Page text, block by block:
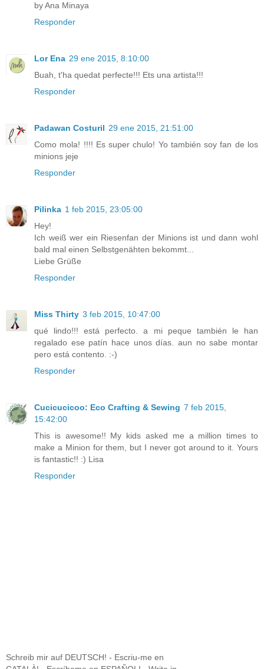
by Ana Minaya
Responder
Lor Ena 29 ene 2015, 8:10:00
Buah, t'ha quedat perfecte!!! Ets una artista!!!
Responder
Padawan Costuril 29 ene 2015, 21:51:00
Como mola! !!!! Es super chulo! Yo también soy fan de los
minions jeje
Responder
Pilinka 1 feb 2015, 23:05:00
Hey!
Ich weiß wer ein Riesenfan der Minions ist und dann wohl
bald mal einen Selbstgenähten bekommt...
Liebe Grüße
Responder
Miss Thirty 3 feb 2015, 10:47:00
qué lindo!!! está perfecto. a mi peque también le han
regalado ese patín hace unos días. aun no sabe montar
pero está contento. :-)
Responder
Cucicucicoo: Eco Crafting & Sewing 7 feb 2015,
15:42:00
This is awesome!! My kids asked me a million times to
make a Minion for them, but I never got around to it. Yours
is fantastic!! :) Lisa
Responder
Schreib mir auf DEUTSCH! - Escriu-me en